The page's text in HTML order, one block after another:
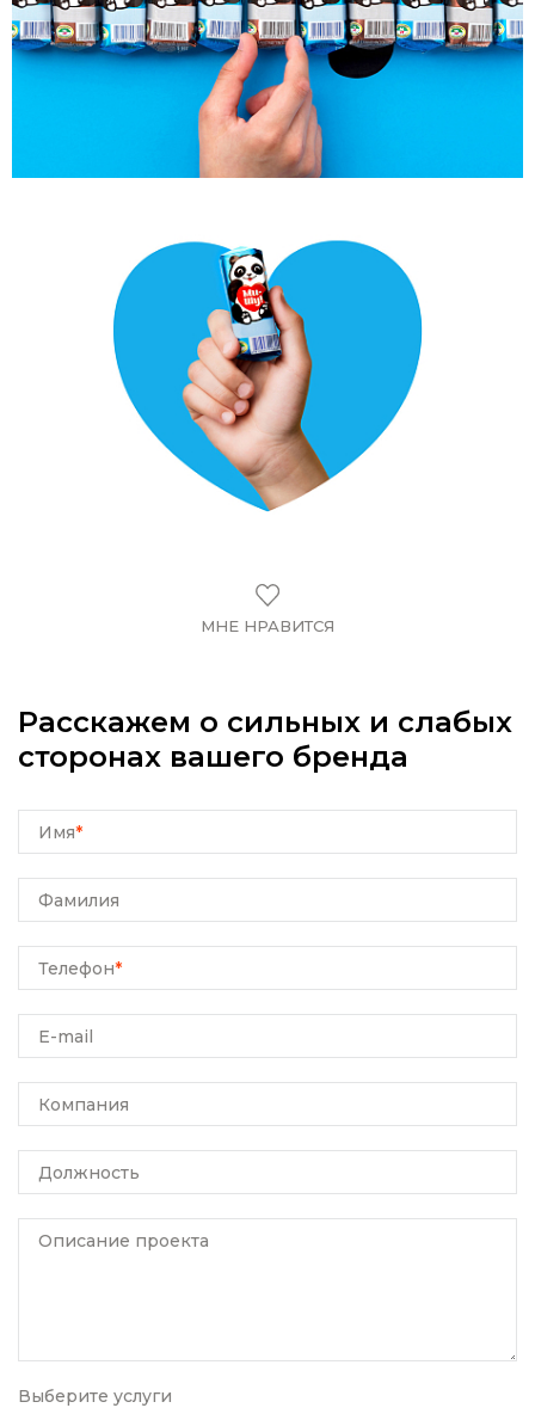
МНЕ НРАВИТСЯ
Расскажем о сильных и слабых
сторонах вашего бренда
Имя*
Фамилия
Телефон*
E-mail
Компания
Должность
Описание проекта
Выберите услуги